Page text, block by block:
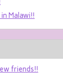
Malawi!!
friends!!